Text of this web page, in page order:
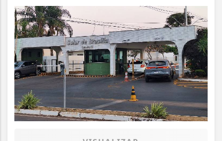
Termos de Uso e Privacidade
Esse site utiliza cookies para melhorar sua
experiência de navegação. Ao continuar o acesso,
entendemos que você concorda com nossos Termos
de Uso e Privacidade.
PARA MAIS INFORMAÇÕES,ACESSE NOSSOS TERMOS